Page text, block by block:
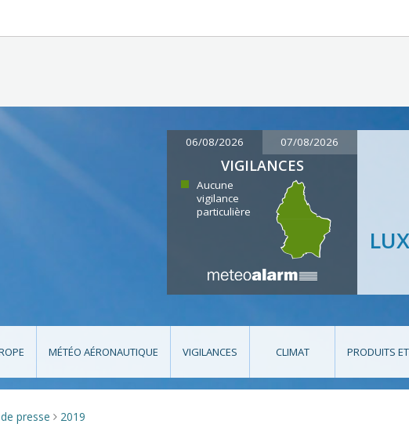
06/08/2026 07/08/2026
VIGILANCES
Aucune
vigilance
particulière
MÉTÉO AÉRONAUTIQUE VIGILANCES CLIMAT PRODUITS
presse > 2019